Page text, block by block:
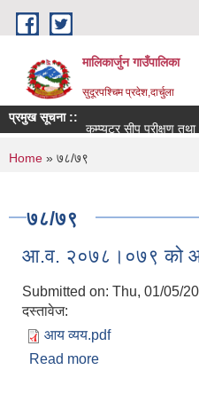
Skip to main content
मालिकार्जुन गाउँपालिका
सुदूरपश्चिम प्रदेश,दार्चुला
प्रमुख सूचना ::
कम्प्युटर सीप परीक्षण तथा
You are here
Home » ७८/७९
७८/७९
आ.व. २०७८।०७९ को
Submitted on: Thu, 01/05/
दस्तावेज:
आय व्यय.pdf
Read more